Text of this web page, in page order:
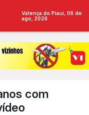
Valença do Piauí, 06 de
ago, 2026
com